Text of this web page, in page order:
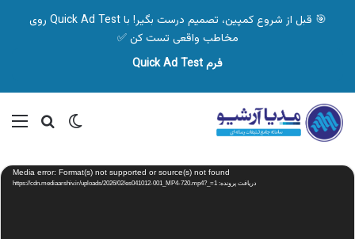
🎯 قبل از شروع کمپین، تصمیم درست بگیر! با Quick Ad Test روی
مخاطب واقعی تست کن ✅
فرم Quick Ad Test
تغییر پوسته
نمایشگر
ویدیو Media error: Format(s) not supported or source(s) not found
دریافت پرونده: https://cdn.mediaarshiv.ir/uploads/2026/02/es041012-001_MP4-720.mp4?_=1